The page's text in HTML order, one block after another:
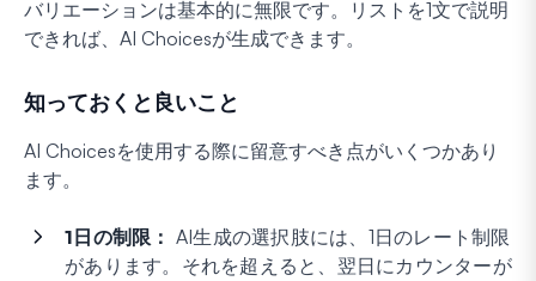
バリエーションは基本的に無限です。リストを1文で説明
できれば、AI Choicesが生成できます。
知っておくと良いこと
AI Choicesを使用する際に留意すべき点がいくつかあり
ます。
1日の制限： AI生成の選択肢には、1日のレート制限
があります。それを超えると、翌日にカウンターが